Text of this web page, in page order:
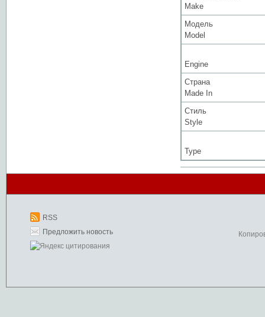
Make
Модель
Model
Engine
Страна
Made In
Стиль
Style
Type
RSS
Предложить новость